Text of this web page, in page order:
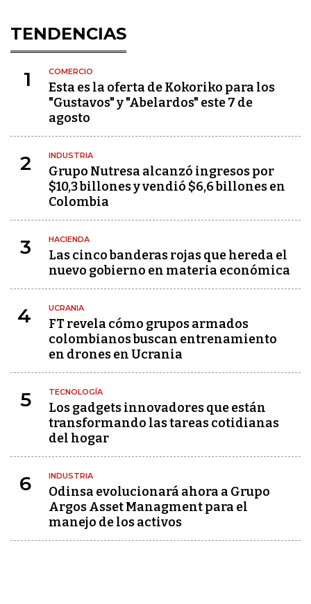
TENDENCIAS
1 COMERCIO
Esta es la oferta de Kokoriko para los
"Gustavos" y "Abelardos" este 7 de
agosto
2 INDUSTRIA
Grupo Nutresa alcanzó ingresos por
$10,3 billones y vendió $6,6 billones en
Colombia
3 HACIENDA
Las cinco banderas rojas que hereda el
nuevo gobierno en materia económica
4 UCRANIA
FT revela cómo grupos armados
colombianos buscan entrenamiento
en drones en Ucrania
5 TECNOLOGÍA
Los gadgets innovadores que están
transformando las tareas cotidianas
del hogar
6 INDUSTRIA
Odinsa evolucionará ahora a Grupo
Argos Asset Managment para el
manejo de los activos